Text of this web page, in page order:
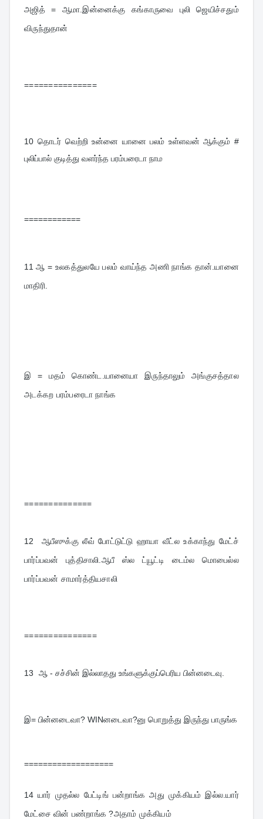
அஜித் = ஆமா.இன்னைக்கு கங்காருவை புலி ஜெயிச்சதும்
விருந்துதான்
===============
10 தொடர் வெற்றி உன்னை யானை பலம் உள்ளவன் ஆக்கும் #
புலிப்பால் குடித்து வளர்ந்த பரம்பரைடா நாம
============
11 ஆ = உலகத்துலயே பலம் வாய்ந்த அணி நாங்க தான்.யானை
மாதிரி.
இ = மதம் கொண்ட.யானையா இருந்தாலும் அங்குசத்தால
அடக்கற பரம்பரைடா நாங்க
==============
12 ஆபீஸுக்கு லீவ் போட்டுட்டு ஹாயா வீட்ல உக்காந்து மேட்ச்
பார்ப்பவன் புத்திசாலி.ஆபீ ஸ்ல ட்யூட்டி டைம்ல மொபைல்ல
பார்ப்பவன் சாமார்த்தியசாலி
===============
13 ஆ - சச்சின் இல்லாதது உங்களுக்குப்பெரிய பின்னடைவு.
இ= பின்னடைவா? WINனடைவா?னு பொறுத்து இருந்து பாருங்க
===================
14 யார் முதல்ல பேட்டிங் பன்றாங்க அது முக்கியம் இல்ல.யார்
மேட்சை வின் பண்றாங்க ?அதாம் முக்கியம்